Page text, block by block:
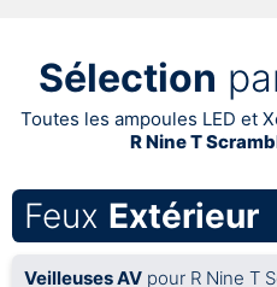
Sélection
Toutes les ampoules LED et
R Nine T
Feux Extérieur
Veilleuses AV pour R Nine T